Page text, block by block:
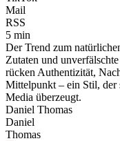
Mail
RSS
5 min
Der Trend zum
Zutaten und
rücken Authentizität,
Mittelpunkt – ein Stil, der
Media überzeugt.
Daniel Thomas
Daniel
Thomas